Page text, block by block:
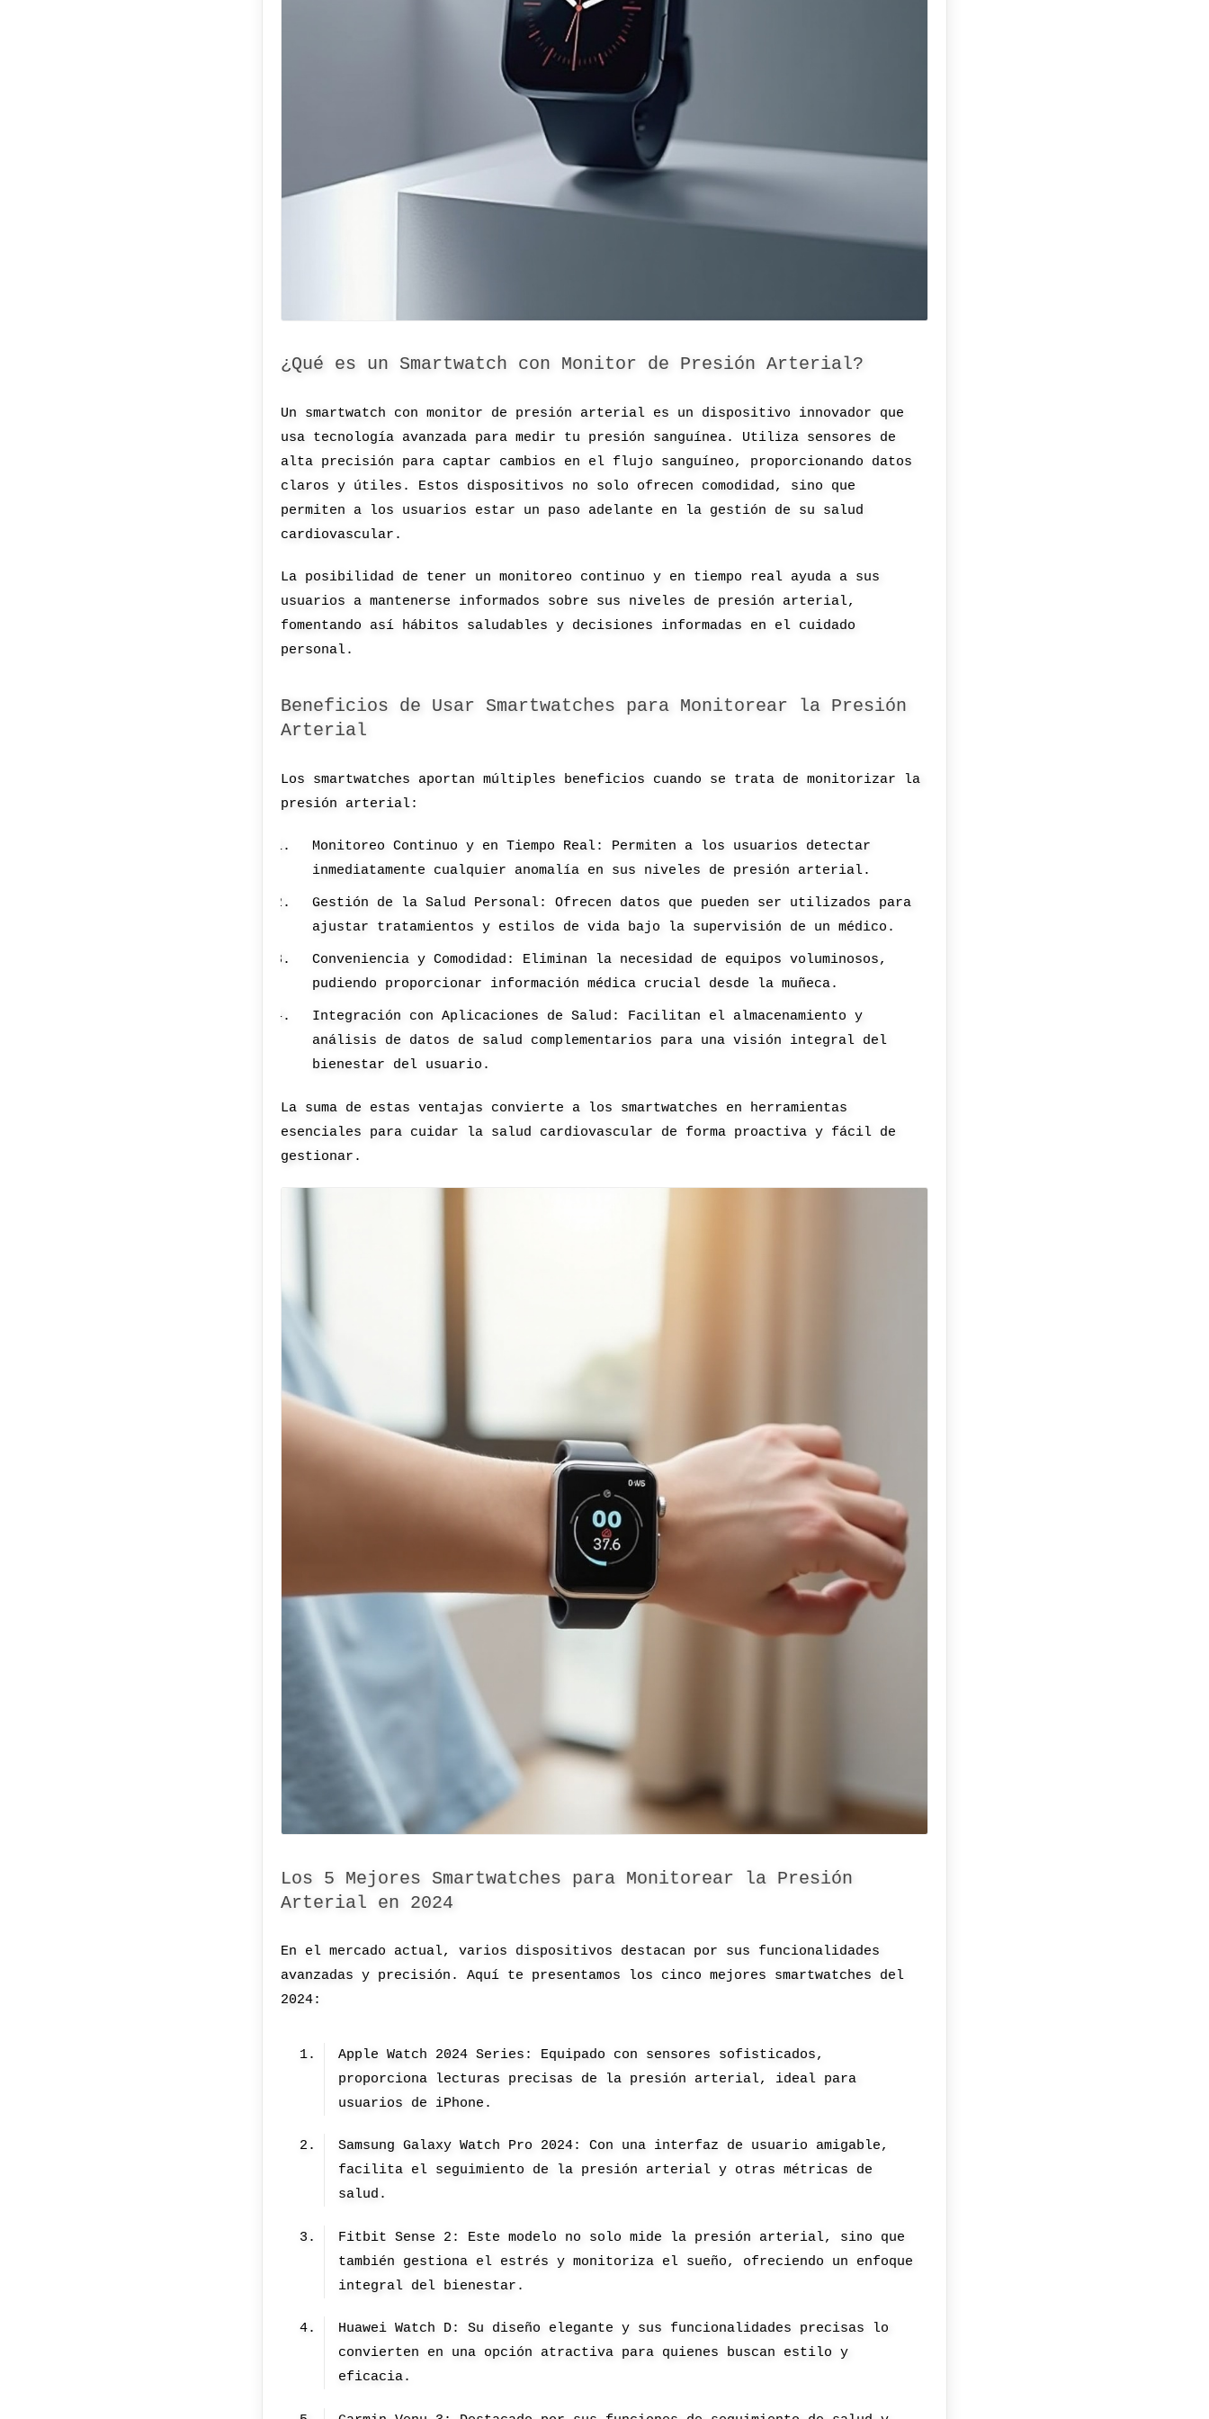
¿Qué es un Smartwatch con Monitor de Presión Arterial?
Un smartwatch con monitor de presión arterial es un dispositivo innovador que
usa tecnología avanzada para medir tu presión sanguínea. Utiliza sensores de
alta precisión para captar cambios en el flujo sanguíneo, proporcionando datos
claros y útiles. Estos dispositivos no solo ofrecen comodidad, sino que
permiten a los usuarios estar un paso adelante en la gestión de su salud
cardiovascular.
La posibilidad de tener un monitoreo continuo y en tiempo real ayuda a sus
usuarios a mantenerse informados sobre sus niveles de presión arterial,
fomentando así hábitos saludables y decisiones informadas en el cuidado
personal.
Beneficios de Usar Smartwatches para Monitorear la Presión
Arterial
Los smartwatches aportan múltiples beneficios cuando se trata de monitorizar la
presión arterial:
Monitoreo Continuo y en Tiempo Real: Permiten a los usuarios detectar
inmediatamente cualquier anomalía en sus niveles de presión arterial.
Gestión de la Salud Personal: Ofrecen datos que pueden ser utilizados para
ajustar tratamientos y estilos de vida bajo la supervisión de un médico.
Conveniencia y Comodidad: Eliminan la necesidad de equipos voluminosos,
pudiendo proporcionar información médica crucial desde la muñeca.
Integración con Aplicaciones de Salud: Facilitan el almacenamiento y
análisis de datos de salud complementarios para una visión integral del
bienestar del usuario.
La suma de estas ventajas convierte a los smartwatches en herramientas
esenciales para cuidar la salud cardiovascular de forma proactiva y fácil de
gestionar.
Los 5 Mejores Smartwatches para Monitorear la Presión
Arterial en 2024
En el mercado actual, varios dispositivos destacan por sus funcionalidades
avanzadas y precisión. Aquí te presentamos los cinco mejores smartwatches del
2024:
Apple Watch 2024 Series: Equipado con sensores sofisticados,
proporciona lecturas precisas de la presión arterial, ideal para
usuarios de iPhone.
Samsung Galaxy Watch Pro 2024: Con una interfaz de usuario amigable,
facilita el seguimiento de la presión arterial y otras métricas de
salud.
Fitbit Sense 2: Este modelo no solo mide la presión arterial, sino que
también gestiona el estrés y monitoriza el sueño, ofreciendo un enfoque
integral del bienestar.
Huawei Watch D: Su diseño elegante y sus funcionalidades precisas lo
convierten en una opción atractiva para quienes buscan estilo y
eficacia.